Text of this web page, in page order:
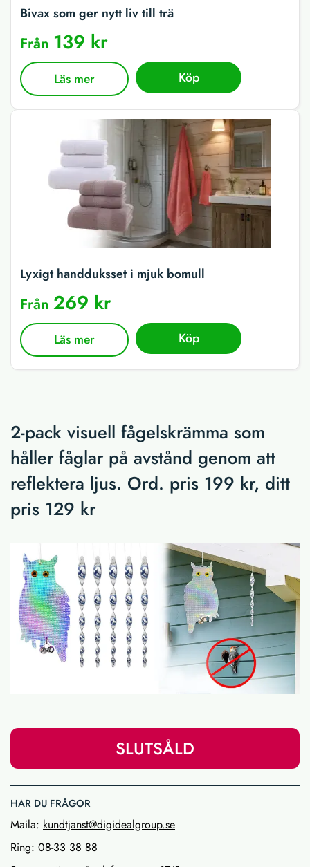
Bivax som ger nytt liv till trä
Från 139 kr
Läs mer Köp
Lyxigt handduksset i mjuk bomull
Från 269 kr
Läs mer Köp
2-pack visuell fågelskrämma som
håller fåglar på avstånd genom att
reflektera ljus. Ord. pris 199 kr, ditt
pris 129 kr
SLUTSÅLD
HAR DU FRÅGOR
Maila: kundtjanst@digidealgroup.se
Ring: 08-33 38 88